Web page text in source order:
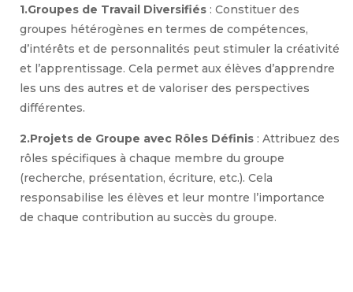
1.Groupes de Travail Diversifiés : Constituer des
groupes hétérogènes en termes de compétences,
d’intérêts et de personnalités peut stimuler la créativité
et l’apprentissage. Cela permet aux élèves d’apprendre
les uns des autres et de valoriser des perspectives
différentes.
2.Projets de Groupe avec Rôles Définis : Attribuez des
rôles spécifiques à chaque membre du groupe
(recherche, présentation, écriture, etc.). Cela
responsabilise les élèves et leur montre l’importance
de chaque contribution au succès du groupe.